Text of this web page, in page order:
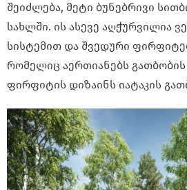
შეიძლება, მეტი ბუნებრივი
სახლში. ის ასევე აღჭურვილია
სისტემით და შვედური
რომელიც აერთიანებს
ფირფიტის დიზაინს იატაკის